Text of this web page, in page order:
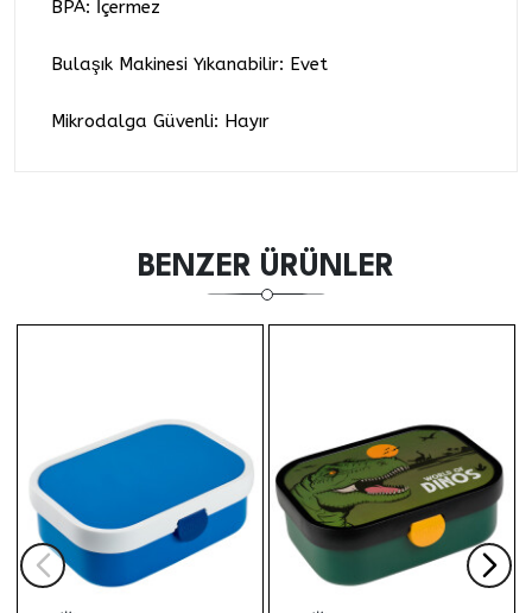
BPA: İçermez
Bulaşık Makinesi Yıkanabilir: Evet
Mikrodalga Güvenli: Hayır
BENZER ÜRÜNLER